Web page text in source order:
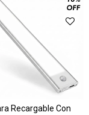
Recargable Con